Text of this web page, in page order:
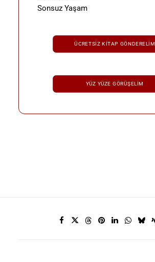
Sonsuz Yaşam
ÜCRETSIZ KITAP GÖNDERELIM
YÜZ YÜZE GÖRÜŞELIM